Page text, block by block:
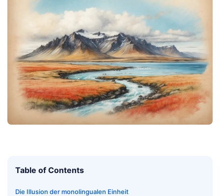
Table of Contents
Die Illusion der monolingualen Einheit